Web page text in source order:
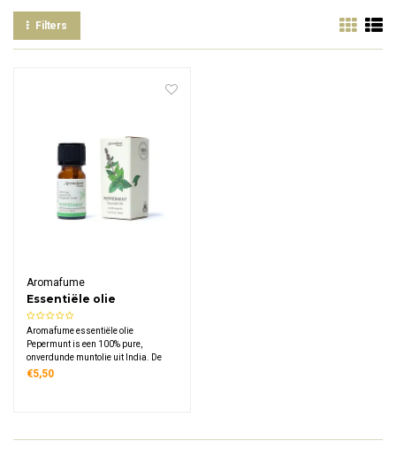
Filters
Aromafume
Essentiële olie
Pepermunt
Aromafume essentiële olie
Pepermunt is een 100% pure,
onverdunde muntolie uit India. De
intense, verkoelende geur stimuleert
€5,50